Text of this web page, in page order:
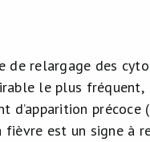
de relargage des
le plus fréquent,
d’apparition précoce
fièvre est un signe à